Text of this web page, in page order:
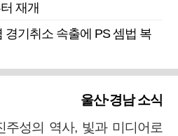
재개
기취소 속출에 PS 셈법 복
울산·경남 소식
주성의 역사, 빛과 미디어로